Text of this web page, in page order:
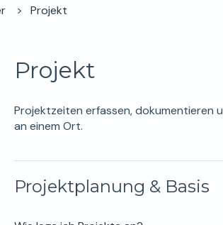
Projekt
Projekt
Projektzeiten erfassen, dokumentieren
an einem Ort.
Projektplanung & Basis